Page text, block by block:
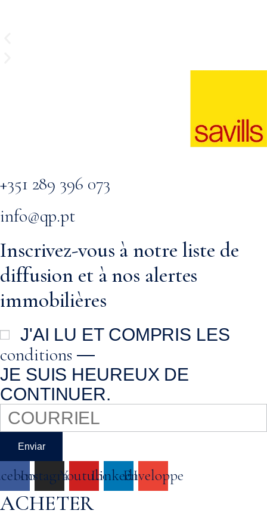
+351 289 396 073
info@qp.pt
Inscrivez-vous à notre liste de
diffusion et à nos alertes
immobilières
J'AI LU ET COMPRIS LES
conditions —
JE SUIS HEUREUX DE
CONTINUER.
Enviar
InstagramYoutubeLinkedInEnveloppe
ACHETER